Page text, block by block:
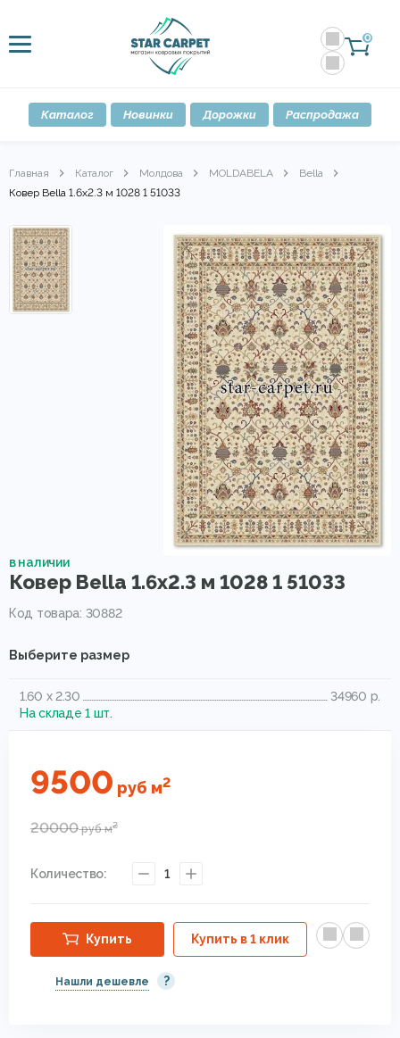
0
Каталог Новинки Дорожки Распродажа
Главная Каталог Молдова MOLDABELA
Bella
Ковер Bella 1.6x2.3 м 1028 1 51033
в наличии
Ковер Bella 1.6x2.3 м 1028 1 51033
Код товара: 30882
Выберите размер
1.60 x 2.30
34960 р.
На складе 1 шт.
9500 руб м2
20000рубм2
Количество: 1
Купить Купить в 1 клик
Нашли дешевле ?